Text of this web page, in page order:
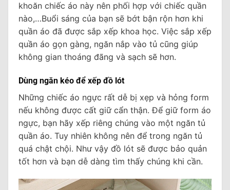
khoăn chiếc áo này nên phối hợp với chiếc quần
nào,…Buổi sáng của bạn sẽ bớt bận rộn hơn khi
quần áo đã được sắp xếp khoa học. Việc sắp xếp
quần áo gọn gàng, ngăn nắp vào tủ cũng giúp
không gian thoáng đãng và sạch sẽ hơn.
Dùng ngăn kéo để xếp đồ lót
Những chiếc áo ngực rất dễ bị xẹp và hỏng form
nếu không được cất giữ cẩn thận. Để giữ form áo
ngực, bạn hãy xếp riêng chúng vào một ngăn tủ
quần áo. Tuy nhiên không nên để trong ngăn tủ
quá chật chội. Như vậy đồ lót sẽ được bảo quản
tốt hơn và bạn dễ dàng tìm thấy chúng khi cần.